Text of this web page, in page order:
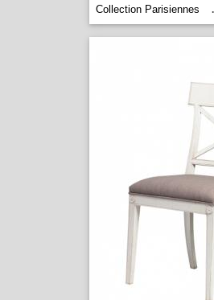
Collection Parisiennes